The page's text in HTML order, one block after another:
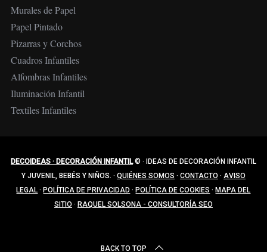
Murales de Papel
Papel Pintado
Pizarras y Corchos
Cuadros Infantiles
Alfombras Infantiles
Iluminación Infantil
Textiles Infantiles
DECOIDEAS · DECORACIÓN INFANTIL© · IDEAS DE DECORACIÓN INFANTIL
Y JUVENIL, BEBÉS Y NIÑOS. · QUIÉNES SOMOS · CONTACTO · AVISO
LEGAL · POLÍTICA DE PRIVACIDAD · POLÍTICA DE COOKIES · MAPA DEL
SITIO · RAQUEL SOLSONA - CONSULTORÍA SEO
BACK TO TOP